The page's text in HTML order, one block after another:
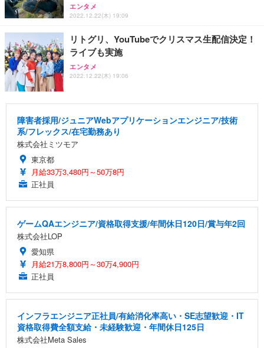
エンタメ
2022.12.22(木) 19:09
リトグリ、YouTubeでクリスマス生配信決定！
ライブも実施
エンタメ
2022.12.22(木) 19:06
障害者採用/ジュニアWebアプリケーションエンジニア/技術
系/フレックス/在宅勤務あり
株式会社ミツモア
東京都
月給33万3,480円～50万8円
正社員
ゲームQAエンジニア/資格取得支援/年間休日120日/賞与年2回
株式会社LOP
愛知県
月給21万8,800円～30万4,900円
正社員
インフラエンジニア正社員/有給消化率高い・SE志望歓迎・IT
資格取得費全額支給・未経験歓迎・年間休日125日
株式会社Meta Sales